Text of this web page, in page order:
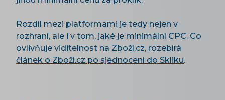
Rozdíl mezi platformami je tedy nejen v
rozhraní, ale i v tom, jaké je minimální CPC. Co
ovlivňuje viditelnost na Zboží.cz, rozebírá
článek o Zboží.cz po sjednocení do Skliku.